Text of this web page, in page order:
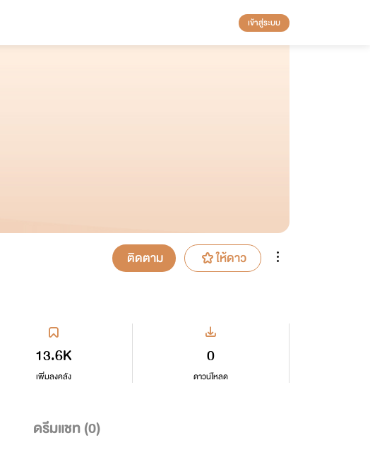
เข้าสู่ระบบ
ติดตาม ให้ดาว
13.6K
เพิ่มลงคลัง
0
ดาวน์โหลด
ดรีมแชท (0)